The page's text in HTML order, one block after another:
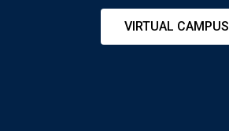
VIRTUAL CAMPUS